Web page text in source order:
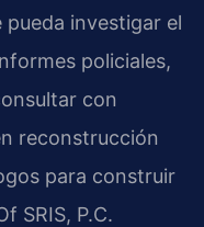
investigar el
policiales,
con
reconstrucción
para construir
SRIS, P.C.